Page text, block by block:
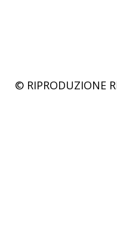
© RIPRODUZIONE